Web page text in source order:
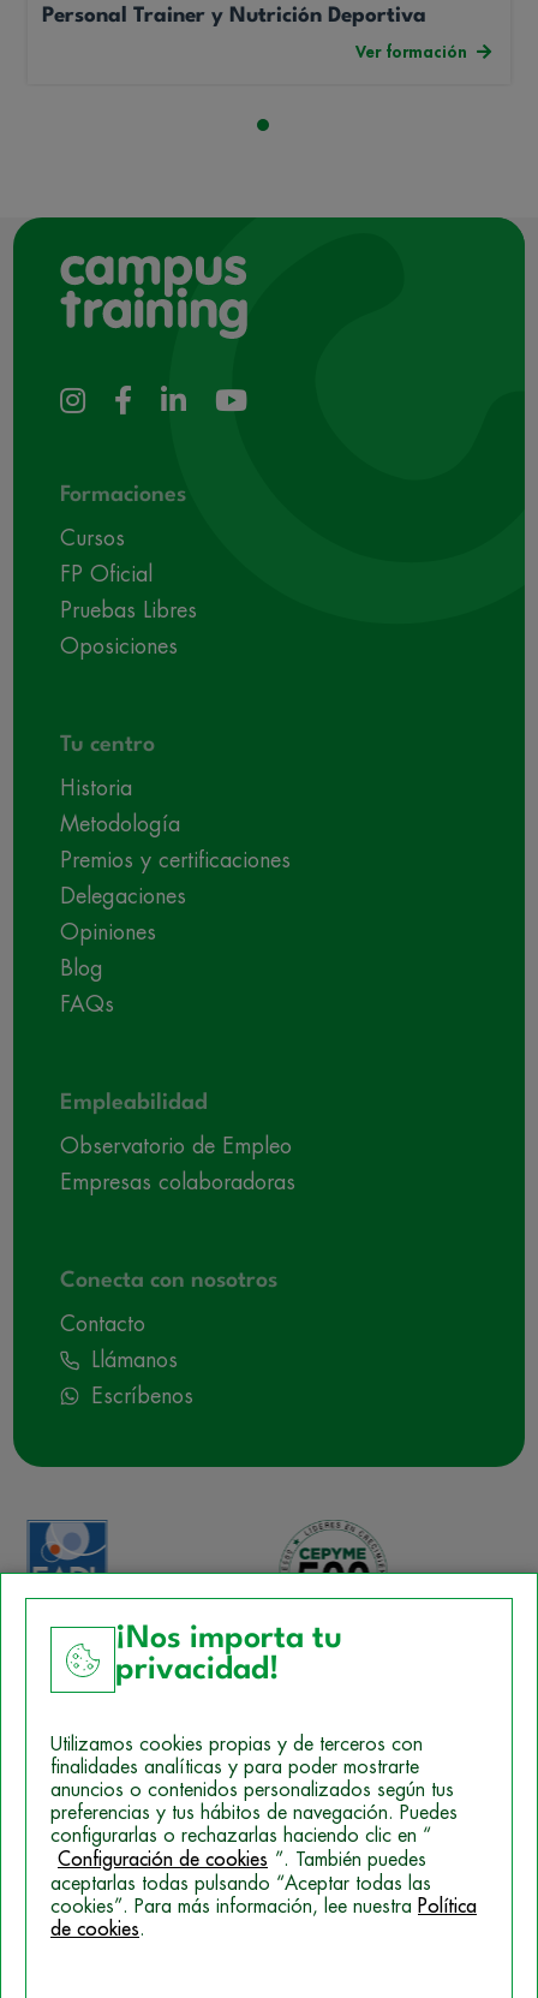
Personal Trainer y Nutrición Deportiva
Ver formación
Formaciones
Cursos
FP Oficial
Pruebas Libres
Oposiciones
Tu centro
Historia
Metodología
Premios y certificaciones
Delegaciones
Opiniones
Blog
FAQs
Empleabilidad
Observatorio de Empleo
Empresas colaboradoras
Conecta con nosotros
Contacto
Llámanos
Escríbenos
Política de Cookies
Mapa del sitio
Politica de Privacidad
© 2026 Campus Training
¡Nos importa tu
privacidad!
Utilizamos cookies propias y de terceros con
finalidades analíticas y para poder mostrarte
anuncios o contenidos personalizados según tus
preferencias y tus hábitos de navegación. Puedes
configurarlas o rechazarlas haciendo clic en “
Configuración de cookies ”. También puedes
aceptarlas todas pulsando “Aceptar todas las
cookies”. Para más información, lee nuestra Política
de cookies.